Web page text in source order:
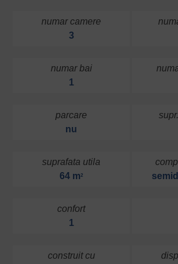
numar camere
3
numar bai
1
parcare
nu
suprafata utila
64 m2
confort
1
construit cu